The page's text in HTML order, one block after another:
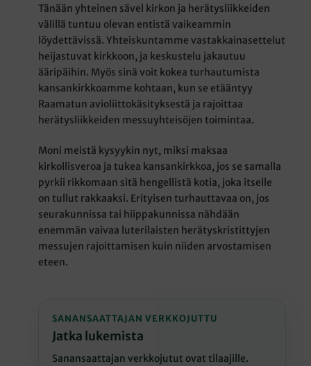
Tänään yhteinen sävel kirkon ja herätysliikkeiden
välillä tuntuu olevan entistä vaikeammin
löydettävissä. Yhteiskuntamme vastakkainasettelut
heijastuvat kirkkoon, ja keskustelu jakautuu
ääripäihin. Myös sinä voit kokea turhautumista
kansankirkkoamme kohtaan, kun se etääntyy
Raamatun avioliittokäsityksestä ja rajoittaa
herätysliikkeiden messuyhteisöjen toimintaa.
Moni meistä kysyykin nyt, miksi maksaa
kirkollisveroa ja tukea kansankirkkoa, jos se samalla
pyrkii rikkomaan sitä hengellistä kotia, joka itselle
on tullut rakkaaksi. Erityisen turhauttavaa on, jos
seurakunnissa tai hiippakunnissa nähdään
enemmän vaivaa luterilaisten herätyskristittyjen
messujen rajoittamisen kuin niiden arvostamisen
eteen.
SANANSAATTAJAN VERKKOJUTTU
Jatka lukemista
Sanansaattajan verkkojutut ovat tilaajille.